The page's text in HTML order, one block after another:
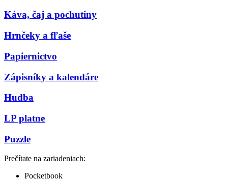
Káva, čaj a pochutiny
Hrnčeky a fľaše
Papiernictvo
Zápisníky a kalendáre
Hudba
LP platne
Puzzle
Prečítate na zariadeniach:
Pocketbook